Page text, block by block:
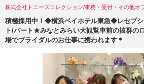
株式会社トニーズコレクション/事務・受付・その他オ
積極採用中！◆横浜ベイホテル東急◆レセプ
ト/パート★みなとみらい大観覧車前の抜群の
場でブライダルのお仕事に携われます＊